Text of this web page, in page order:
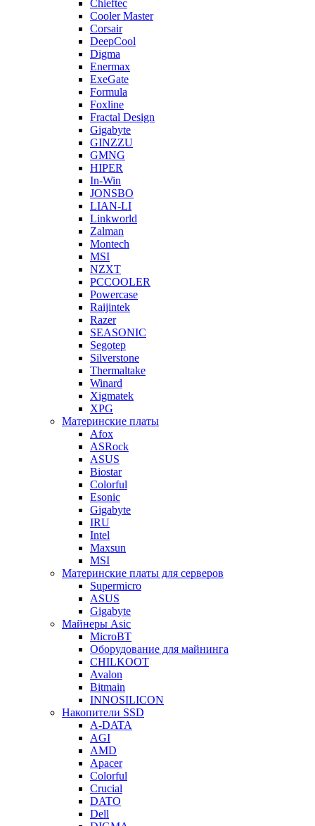
Chieftec
Cooler Master
Corsair
DeepCool
Digma
Enermax
ExeGate
Formula
Foxline
Fractal Design
Gigabyte
GINZZU
GMNG
HIPER
In-Win
JONSBO
LIAN-LI
Linkworld
Zalman
Montech
MSI
NZXT
PCCOOLER
Powercase
Raijintek
Razer
SEASONIC
Segotep
Silverstone
Thermaltake
Winard
Xigmatek
XPG
Материнские платы
Afox
ASRock
ASUS
Biostar
Colorful
Esonic
Gigabyte
IRU
Intel
Maxsun
MSI
Материнские платы для серверов
Supermicro
ASUS
Gigabyte
Майнеры Asic
MicroBT
Оборудование для майнинга
CHILKOOT
Avalon
Bitmain
INNOSILICON
Накопители SSD
A-DATA
AGI
AMD
Apacer
Colorful
Crucial
DATO
Dell